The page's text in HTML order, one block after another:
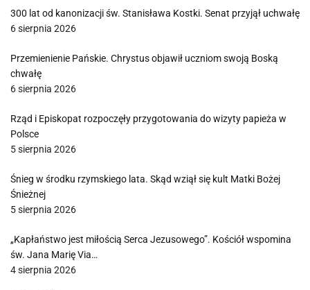
300 lat od kanonizacji św. Stanisława Kostki. Senat przyjął uchwałę
6 sierpnia 2026
Przemienienie Pańskie. Chrystus objawił uczniom swoją Boską
chwałę
6 sierpnia 2026
Rząd i Episkopat rozpoczęły przygotowania do wizyty papieża w
Polsce
5 sierpnia 2026
Śnieg w środku rzymskiego lata. Skąd wziął się kult Matki Bożej
Śnieżnej
5 sierpnia 2026
„Kapłaństwo jest miłością Serca Jezusowego”. Kościół wspomina
św. Jana Marię Via…
4 sierpnia 2026